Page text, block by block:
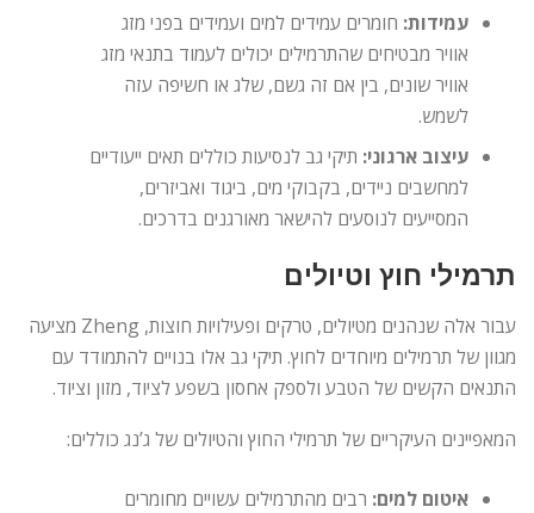
עמידות: חומרים עמידים למים ועמידים בפני מזג
אוויר מבטיחים שהתרמילים יכולים לעמוד בתנאי מזג
אוויר שונים, בין אם זה גשם, שלג או חשיפה עזה
לשמש.
עיצוב ארגוני: תיקי גב לנסיעות כוללים תאים ייעודיים
למחשבים ניידים, בקבוקי מים, ביגוד ואביזרים,
המסייעים לנוסעים להישאר מאורגנים בדרכים.
תרמילי חוץ וטיולים
עבור אלה שנהנים מטיולים, טרקים ופעילויות חוצות, Zheng מציעה
מגוון של תרמילים מיוחדים לחוץ. תיקי גב אלו בנויים להתמודד עם
התנאים הקשים של הטבע ולספק אחסון בשפע לציוד, מזון וציוד.
המאפיינים העיקריים של תרמילי החוץ והטיולים של ג’נג כוללים:
איטום למים: רבים מהתרמילים עשויים מחומרים